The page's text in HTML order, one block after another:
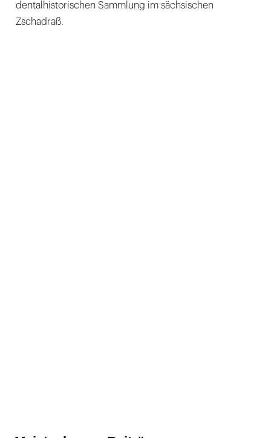
dentalhistorischen Sammlung im sächsischen
Zschadraß.